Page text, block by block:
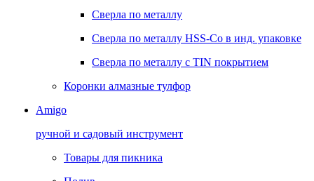
Сверла по металлу
Сверла по металлу HSS-Co в инд. упаковке
Сверла по металлу с TIN покрытием
Коронки алмазные тулфор
Amigo
ручной и садовый инструмент
Товары для пикника